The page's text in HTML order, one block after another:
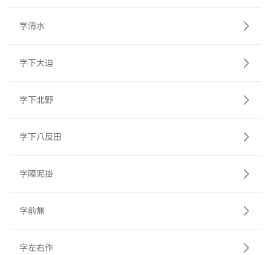
字清水
字下大迫
字下北野
字下八反田
字障泥掛
字前無
字左右作